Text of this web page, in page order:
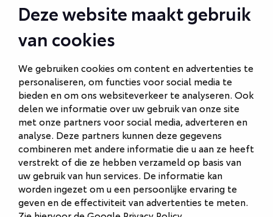
Deze website maakt gebruik
van cookies
We gebruiken cookies om content en advertenties te
personaliseren, om functies voor social media te
bieden en om ons websiteverkeer te analyseren. Ook
delen we informatie over uw gebruik van onze site
met onze partners voor social media, adverteren en
analyse. Deze partners kunnen deze gegevens
combineren met andere informatie die u aan ze heeft
verstrekt of die ze hebben verzameld op basis van
uw gebruik van hun services. De informatie kan
worden ingezet om u een persoonlijke ervaring te
geven en de effectiviteit van advertenties te meten.
Autobedrijf Amersfoort
Autobedrijf Ede
Autobedrijf Naarden
Autobedrijf Veenendaal
Van Gent Schadeherstel